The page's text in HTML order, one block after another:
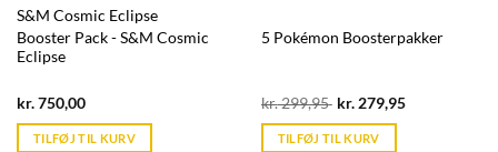
S&M Cosmic Eclipse
Booster Pack - S&M Cosmic
Eclipse
kr.750,00Current
is:
kr. 39,95.
TILFØJ TIL KURV
5 Pokémon Boosterpakker
kr.299,95 Original
was:
kr. 299,95.
kr.279,95Current
TILFØJ TIL KURV